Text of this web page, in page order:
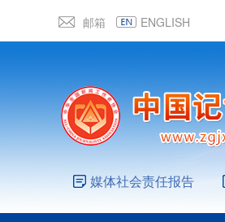
邮箱 ENGLISH
媒体社会责任报告